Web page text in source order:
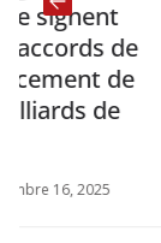
de
de
de